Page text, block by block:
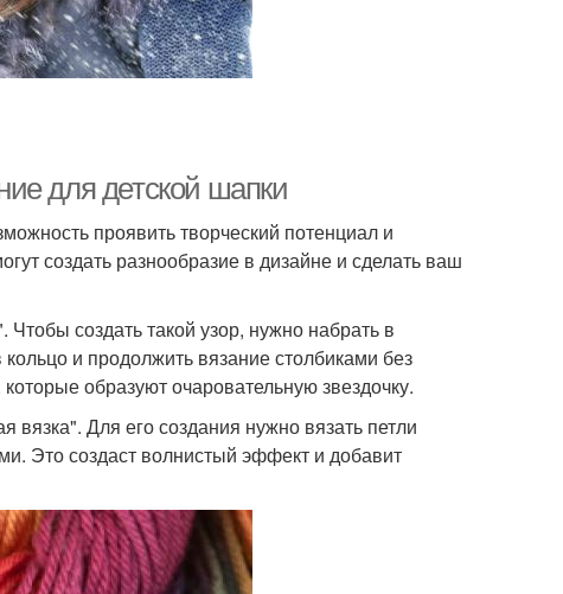
для детской шапки
проявить творческий потенциал и
создать разнообразие в дизайне и сделать ваш
создать такой узор, нужно набрать в
и продолжить вязание столбиками без
образуют очаровательную звездочку.
Для его создания нужно вязать петли
Это создаст волнистый эффект и добавит